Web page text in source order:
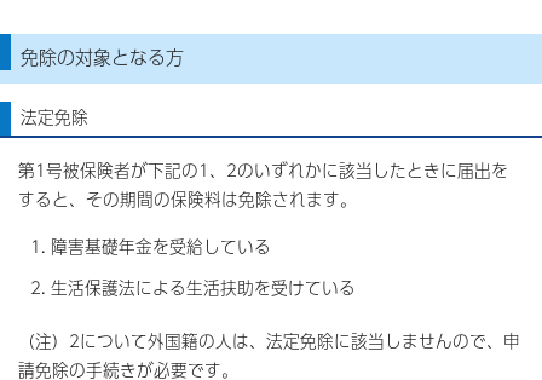
免除の対象となる方
法定免除
第1号被保険者が下記の1、2のいずれかに該当したときに届出を
すると、その期間の保険料は免除されます。
障害基礎年金を受給している
生活保護法による生活扶助を受けている
（注）2について外国籍の人は、法定免除に該当しませんので、申
請免除の手続きが必要です。